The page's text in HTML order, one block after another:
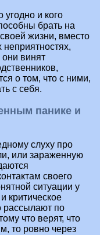
и кого
брать на
жизни, вместо
винят
о том, что с ними,
с себя.
панике и
слуху про
или зараженную
своего
ситуации у
критическое
рассылают по
что верят, что
то ровно через